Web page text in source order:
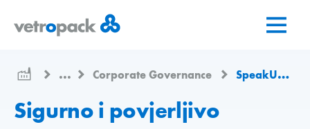
page
...
Corporate Governance SpeakUp System
Sigurno i povjerljivo